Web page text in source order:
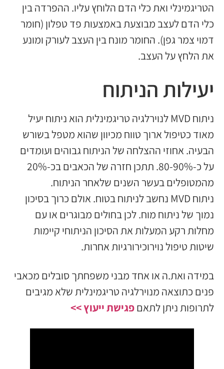
הטריגמינלי ואת כלי הדם הלוחץ עליו. ההפרדה בין
כלי הדם לעצב מבוצעת באמצעות פד טפלון (חומר
דמוי צמר גפן). החומר מונח בין העצב לעורק ומונע
את הלחץ על העצב.
יעילות הניתוח
ניתוח MVD לנוירלגיה טריגמינלית הוא ניתוח יעיל
מאוד כטיפול ארוך טווח מכיוון שהוא מטפל בשורש
הבעיה. אחוזי ההצלחה של הניתוח גבוהים ועומדים
על כ-80-90%. תתכן חזרה של הכאבים בכ-20%
מהמטופלים בעשר השנים שלאחר הניתוח.
ניתוח MVD נחשב לניתוח בטוח. אולם כרוך בסיכון
נמוך של ניתוח מוח. לכן בחולים מבוגרים או עם
מחלות רקע המעלות את הסיכון הניתוחי קיימות
שיטות טיפול נוירוכירורגיות אחרות.
במידה ואת.ה או אחד מבני משפחתך סובלים מכאבי
פנים כתוצאה מנוירלגיה טריגמינלית שלא מגיבים
לתרופות ניתן לתאםפגישת ייעוץ >>